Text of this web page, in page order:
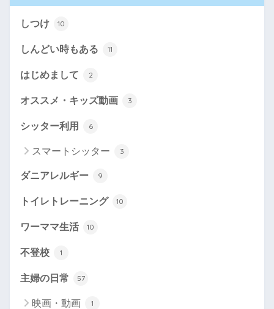
しつけ 10
しんどい時もある 11
はじめまして 2
オススメ・キッズ動画 3
シッター利用 6
スマートシッター 3
ダニアレルギー 9
トイレトレーニング 10
ワーママ生活 10
不登校 1
主婦の日常 57
映画・動画 1